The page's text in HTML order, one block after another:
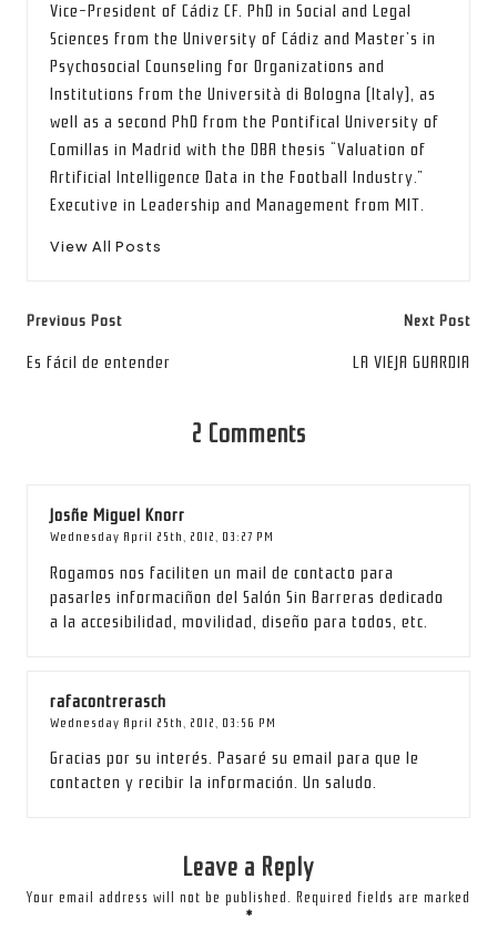
Vice-President of Cádiz CF. PhD in Social and Legal
Sciences from the University of Cádiz and Master’s in
Psychosocial Counseling for Organizations and
Institutions from the Università di Bologna (Italy), as
well as a second PhD from the Pontifical University of
Comillas in Madrid with the DBA thesis “Valuation of
Artificial Intelligence Data in the Football Industry.”
Executive in Leadership and Management from MIT.
View All Posts
Post
navigation
Previous Post
Es fácil de entender
Next Post
LA VIEJA GUARDIA
2 Comments
Josñe Miguel Knorr
Wednesday April 25th, 2012, 03:27 PM
Rogamos nos faciliten un mail de contacto para
pasarles informaciñon del Salón Sin Barreras dedicado
a la accesibilidad, movilidad, diseño para todos, etc.
rafacontrerasch
Wednesday April 25th, 2012, 03:56 PM
Gracias por su interés. Pasaré su email para que le
contacten y recibir la información. Un saludo.
Leave a Reply
Your email address will not be published. Required fields are marked
*